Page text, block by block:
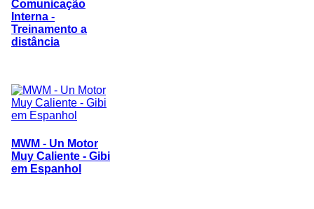
Comunicação
Interna -
Treinamento a
distância
MWM - Un Motor
Muy Caliente - Gibi
em Espanhol